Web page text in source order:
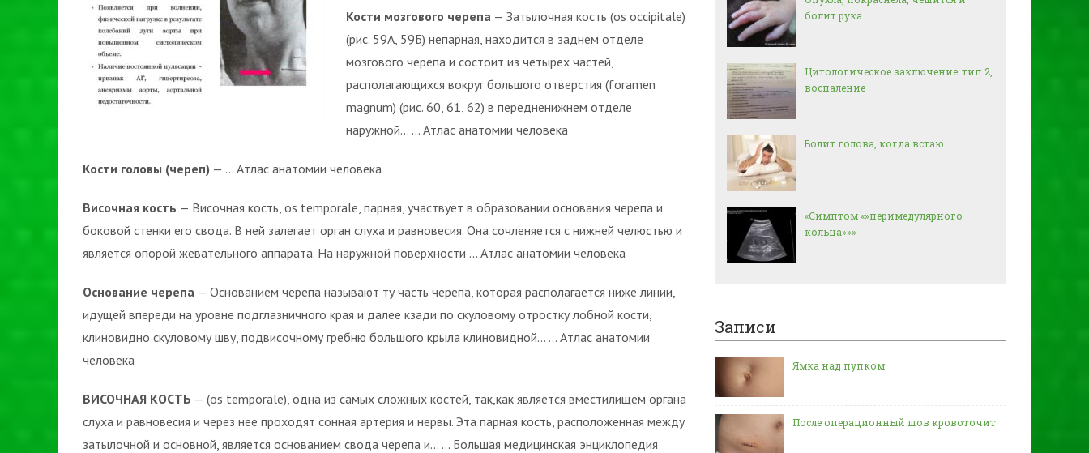
Кости мозгового черепа — Затылочная кость (os occipitale)
(рис. 59А, 59Б) непарная, находится в заднем отделе
мозгового черепа и состоит из четырех частей,
располагающихся вокруг большого отверстия (foramen
magnum) (рис. 60, 61, 62) в передненижнем отделе
наружной… … Атлас анатомии человека
Кости головы (череп) — … Атлас анатомии человека
Височная кость — Височная кость, os temporale, парная, участвует в образовании основания черепа и
боковой стенки его свода. В ней залегает орган слуха и равновесия. Она сочленяется с нижней челюстью и
является опорой жевательного аппарата. На наружной поверхности … Атлас анатомии человека
Основание черепа — Основанием черепа называют ту часть черепа, которая располагается ниже линии,
идущей впереди на уровне подглазничного края и далее кзади по скуловому отростку лобной кости,
клиновидно скуловому шву, подвисочному гребню большого крыла клиновидной… … Атлас анатомии
человека
ВИСОЧНАЯ КОСТЬ — (os temporale), одна из самых сложных костей, так,как является вместилищем органа
слуха и равновесия и через нее проходят сонная артерия и нервы. Эта парная кость, расположенная между
затылочной и основной, является основанием свода черепа и… … Большая медицинская энциклопедия
болит рука
Цитологическое заключение: тип 2,
воспаление
Болит голова, когда встаю
«Симптом «»перимедулярного
кольца»»»
Записи
Ямка над пупком
После операционный шов кровоточит